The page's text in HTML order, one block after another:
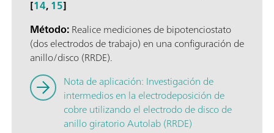
[14,15]
Método:Realice mediciones de bipotenciostato
(dos electrodos de trabajo) en una configuración de
anillo/disco (RRDE).
Nota de aplicación: Investigación de
intermedios en la electrodeposición de
cobre utilizando el electrodo de disco de
anillo giratorio Autolab (RRDE)